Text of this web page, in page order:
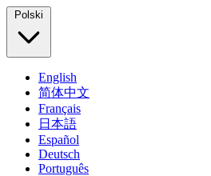
Polski
English
简体中文
Français
日本語
Español
Deutsch
Português